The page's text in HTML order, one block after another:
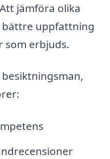
jämföra olika
bättre uppfattning
som erbjuds.